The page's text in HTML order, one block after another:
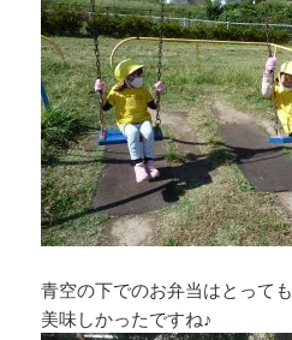
青空の下でのお弁当はとっても
美味しかったですね♪